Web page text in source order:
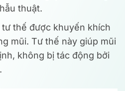
thuật.
tư thế được khuyến khích
mũi. Tư thế này giúp mũi
không bị tác động bởi